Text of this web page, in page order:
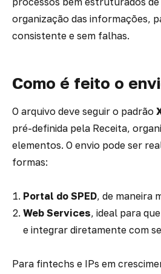
organização das informações,
consistente e sem falhas.
Como é feito o
O arquivo deve seguir o padrão
pré-definida pela Receita,
elementos. O envio pode ser
formas:
Portal do SPED, de maneira
Web Services, ideal para
e integrar diretamente com
Para fintechs e IPs em